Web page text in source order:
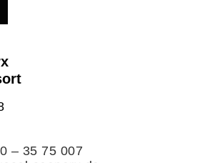
– 35 75 007